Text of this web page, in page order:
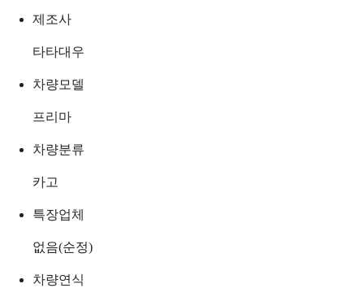
제조사
타타대우
차량모델
프리마
차량분류
카고
특장업체
없음(순정)
차량연식